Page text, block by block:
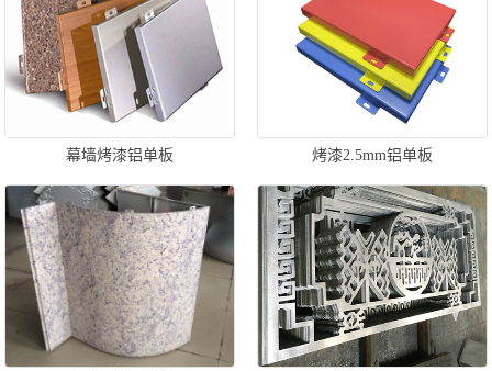
幕墙烤漆铝单板 烤漆2.5mm铝单板